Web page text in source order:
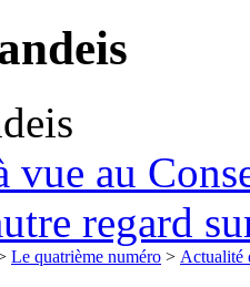
vue au
regard
Le quatrième numéro > Actualité